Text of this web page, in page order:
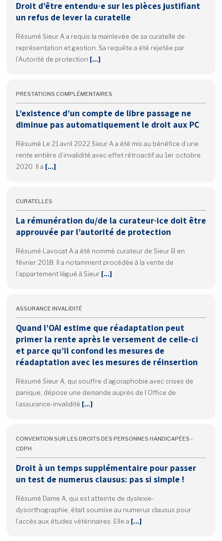
Droit d’être entendu·e sur les pièces justifiant
un refus de lever la curatelle
Résumé Sieur A a requis la mainlevée de sa curatelle de
représentation et gestion. Sa requête a été rejetée par
l’Autorité de protection […]
PRESTATIONS COMPLÉMENTAIRES
L’existence d’un compte de libre passage ne
diminue pas automatiquement le droit aux PC
Résumé Le 21 avril 2022 Sieur A a été mis au bénéfice d’une
rente entière d’invalidité avec effet rétroactif au 1er octobre
2020. Il a […]
CURATELLES
La rémunération du/de la curateur·ice doit être
approuvée par l’autorité de protection
Résumé L’avocat A a été nommé curateur de Sieur B en
février 2018. Il a notamment procédée à la vente de
l’appartement légué à Sieur […]
ASSURANCE INVALIDITÉ
Quand l’OAI estime que réadaptation peut
primer la rente après le versement de celle-ci
et parce qu’il confond les mesures de
réadaptation avec les mesures de réinsertion
Résumé Sieur A, qui souffre d’agoraphobie avec crises de
panique, dépose une demande auprès de l’Office de
l’assurance-invalidité […]
CONVENTION SUR LES DROITS DES PERSONNES HANDICAPÉES -
CDPH
Droit à un temps supplémentaire pour passer
un test de numerus clausus: pas si simple !
Résumé Dame A, qui est atteinte de dyslexie-
dysorthographie, était soumise au numerus clausus pour
l’accès aux études vétérinaires. Elle a […]